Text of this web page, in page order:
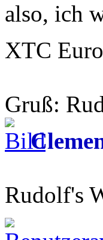
also, ich
XTC
Gruß:
Rudolf's